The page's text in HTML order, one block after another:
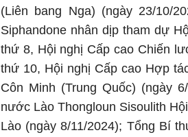
(Liên bang Nga) (ngày 23/10/
Siphandone nhân dịp tham dự
thứ 8, Hội nghị Cấp cao Chiến
thứ 10, Hội nghị Cấp cao Hợp
Côn Minh (Trung Quốc) (ngày
nước Lào Thongloun Sisoulith
Lào (ngày 8/11/2024); Tổng Bí